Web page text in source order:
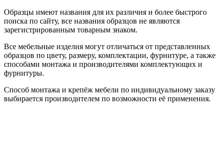
Образцы имеют названия для их различия и более быстрого
поиска по сайту, все названия образцов не являются
зарегистрированным товарным знаком.
Все мебельные изделия могут отличаться от представленных
образцов по цвету, размеру, комплектации, фурнитуре, а также
способами монтажа и производителями комплектующих и
фурнитуры.
Способ монтажа и крепёж мебели по индивидуальному заказу
выбирается производителем по возможности её применения.